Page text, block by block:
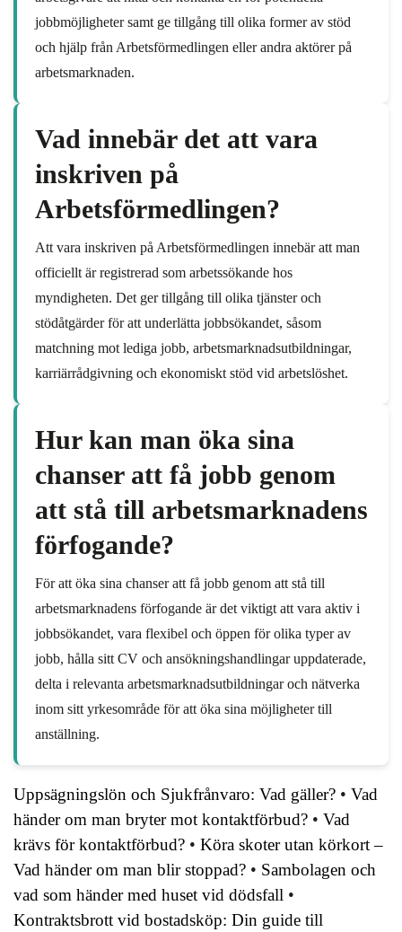
jobbmöjligheter samt ge tillgång till olika former av stöd
och hjälp från Arbetsförmedlingen eller andra aktörer på
arbetsmarknaden.
Vad innebär det att vara
inskriven på
Arbetsförmedlingen?
Att vara inskriven på Arbetsförmedlingen innebär att man
officiellt är registrerad som arbetssökande hos
myndigheten. Det ger tillgång till olika tjänster och
stödåtgärder för att underlätta jobbsökandet, såsom
matchning mot lediga jobb, arbetsmarknadsutbildningar,
karriärrådgivning och ekonomiskt stöd vid arbetslöshet.
Hur kan man öka sina
chanser att få jobb genom
att stå till arbetsmarknadens
förfogande?
För att öka sina chanser att få jobb genom att stå till
arbetsmarknadens förfogande är det viktigt att vara aktiv i
jobbsökandet, vara flexibel och öppen för olika typer av
jobb, hålla sitt CV och ansökningshandlingar uppdaterade,
delta i relevanta arbetsmarknadsutbildningar och nätverka
inom sitt yrkesområde för att öka sina möjligheter till
anställning.
Uppsägningslön och Sjukfrånvaro: Vad gäller? • Vad
händer om man bryter mot kontaktförbud? • Vad
krävs för kontaktförbud? • Köra skoter utan körkort –
Vad händer om man blir stoppad? • Sambolagen och
vad som händer med huset vid dödsfall •
Kontraktsbrott vid bostadsköp: Din guide till